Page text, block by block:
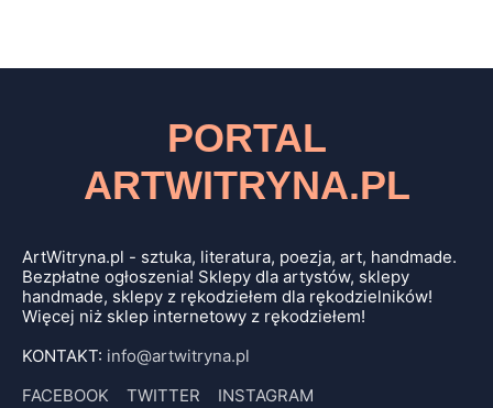
PORTAL
ARTWITRYNA.PL
ArtWitryna.pl - sztuka, literatura, poezja, art, handmade.
Bezpłatne ogłoszenia! Sklepy dla artystów, sklepy
handmade, sklepy z rękodziełem dla rękodzielników!
Więcej niż sklep internetowy z rękodziełem!
KONTAKT: info@artwitryna.pl
FACEBOOK
TWITTER
INSTAGRAM